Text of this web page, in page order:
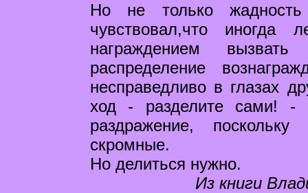
Но не только
чувствовал,что иногда
награждением
распределение
несправедливо в глазах
ход - разделите сами! -
раздражение,
скромные.
Но делиться нужно.
Из книги